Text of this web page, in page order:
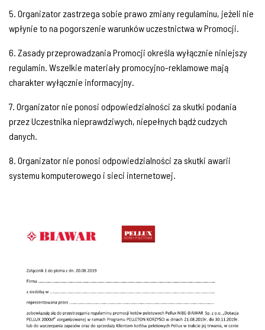
5. Organizator zastrzega sobie prawo zmiany regulaminu, jeżeli nie
wpłynie to na pogorszenie warunków uczestnictwa w Promocji.
6. Zasady przeprowadzania Promocji określa wyłącznie niniejszy
regulamin. Wszelkie materiały promocyjno-reklamowe mają
charakter wyłącznie informacyjny.
7. Organizator nie ponosi odpowiedzialności za skutki podania
przez Uczestnika nieprawdziwych, niepełnych bądź cudzych
danych.
8. Organizator nie ponosi odpowiedzialności za skutki awarii
systemu komputerowego i sieci internetowej.